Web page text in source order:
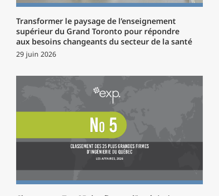
Transformer le paysage de l’enseignement
supérieur du Grand Toronto pour répondre
aux besoins changeants du secteur de la santé
29 juin 2026